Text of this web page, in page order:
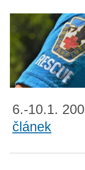
6.-10.1.
článek